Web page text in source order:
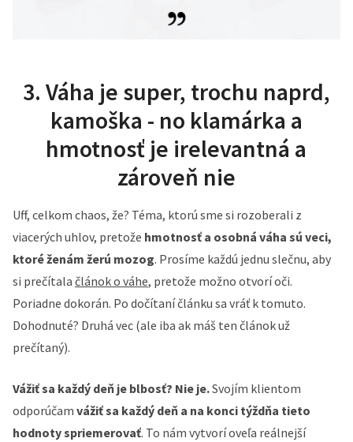
3. Váha je super, trochu naprd,
kamoška - no klamárka a
hmotnosť je irelevantná a
zároveň nie
Uff, celkom chaos, že? Téma, ktorú sme si rozoberali z
viacerých uhlov, pretože hmotnosť a osobná váha sú veci,
ktoré ženám žerú mozog. Prosíme každú jednu slečnu, aby
si prečítala článok o váhe, pretože možno otvorí oči.
Poriadne dokorán. Po dočítaní článku sa vráť k tomuto.
Dohodnuté? Druhá vec (ale iba ak máš ten článok už
prečítaný).
Vážiť sa každý deň je blbosť? Nie je.Svojím klientom
odporúčam vážiť sa každý deň a na konci týždňa tieto
hodnoty spriemerovať. To nám vytvorí oveľa reálnejší